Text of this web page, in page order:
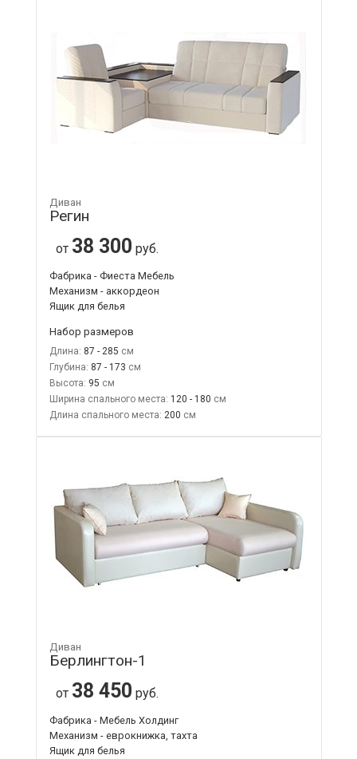
Диван
Регин
от 38 300 руб.
Фабрика - Фиеста Мебель
Механизм - аккордеон
Ящик для белья
Набор размеров
Длина: 87 - 285
Глубина: 87 - 173
Высота: 95
Ширина спального места: 120 - 180
Длина спального места: 200
Диван
Берлингтон-1
от 38 450 руб.
Фабрика - Мебель Холдинг
Механизм - еврокнижка, тахта
Ящик для белья